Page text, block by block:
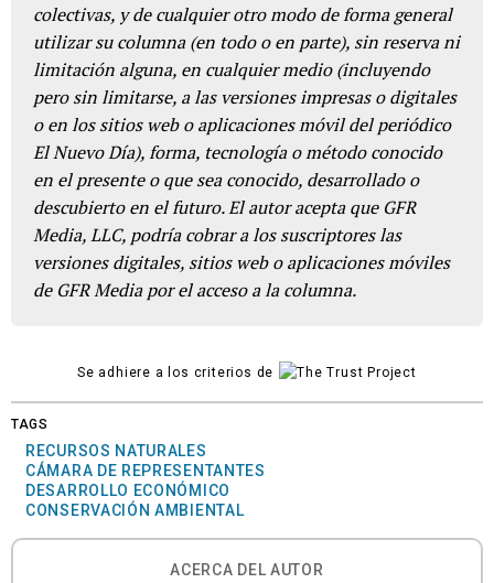
colectivas, y de cualquier otro modo de forma general
utilizar su columna (en todo o en parte), sin reserva ni
limitación alguna, en cualquier medio (incluyendo
pero sin limitarse, a las versiones impresas o digitales
o en los sitios web o aplicaciones móvil del periódico
El Nuevo Día), forma, tecnología o método conocido
en el presente o que sea conocido, desarrollado o
descubierto en el futuro. El autor acepta que GFR
Media, LLC, podría cobrar a los suscriptores las
versiones digitales, sitios web o aplicaciones móviles
de GFR Media por el acceso a la columna.
Se adhiere a los criterios de
TAGS
RECURSOS NATURALES
CÁMARA DE REPRESENTANTES
DESARROLLO ECONÓMICO
CONSERVACIÓN AMBIENTAL
ACERCA DEL AUTOR